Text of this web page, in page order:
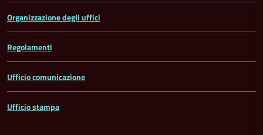
Organizzazione degli uffici
Regolamenti
Ufficio comunicazione
Ufficio stampa